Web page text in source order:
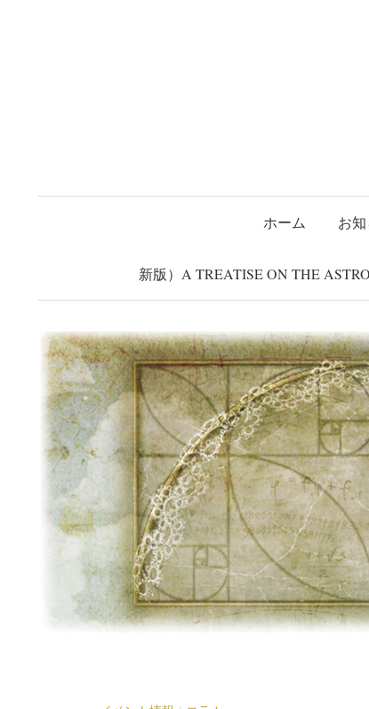
ホーム お
新版）A TREATISE ON THE